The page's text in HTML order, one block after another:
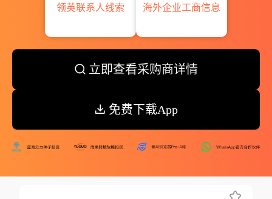
领英联系人线索
海外企业工商信息
立即查看采购商详情
免费下载App